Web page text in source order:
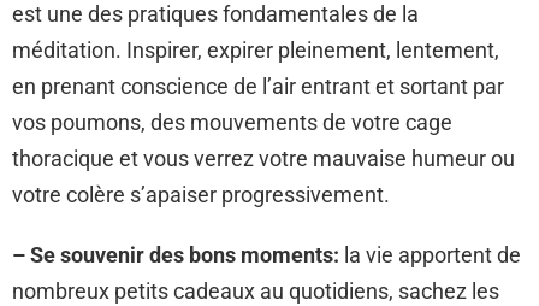
est une des pratiques fondamentales de la
méditation. Inspirer, expirer pleinement, lentement,
en prenant conscience de l’air entrant et sortant par
vos poumons, des mouvements de votre cage
thoracique et vous verrez votre mauvaise humeur ou
votre colère s’apaiser progressivement.
– Se souvenir des bons moments: la vie apportent de
nombreux petits cadeaux au quotidiens, sachez les